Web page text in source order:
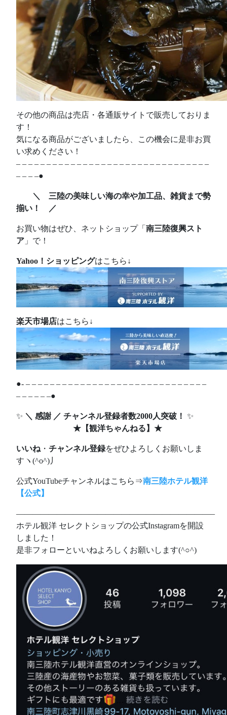
その他の商品は売店・各通販サイトで販売しておりま
す！
気になる商品がございましたら、この機会に是非お買
い求めください！
– – – – – – – – – – – – – – – – – – – – – – – – – – – – – – – –
– – – –●
＼ 三陸の美味しい海の幸や加工品、雑貨まで勢
揃い！ ／
お買い物はぜひ、ネットショップ「 南三陸復興スト
ア 」で！
Yahoo！ショッピングはこちら↓
楽天市場店はこちら↓
●- – – – – – – – – – – – – – – – – – – – – – – – – – – – – – –
– – – – – –●
✨ ＼ 感謝 ／ チャンネル登録者数2000人突破！ ✨
★ 【観洋ちゃんねる】 ★
いいね ・ チャンネル登録をぜひよろしくお願いしま
すヽ(^o^)丿
公式YouTubeチャンネルはこちら⇒南三陸ホテル観洋
【公式】
————————————————————————–
ホテル観洋 セレクトショップの公式Instagramを開設
しました！
是非フォローといいねよろしくお願いします(^○^)